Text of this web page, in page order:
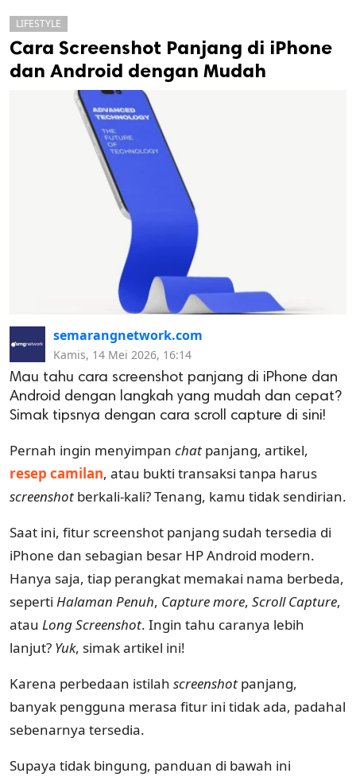
LIFESTYLE
Cara Screenshot Panjang di iPhone
dan Android dengan Mudah
semarangnetwork.com
Kamis, 14 Mei 2026, 16:14
Mau tahu cara screenshot panjang di iPhone dan
Android dengan langkah yang mudah dan cepat?
Simak tipsnya dengan cara scroll capture di sini!
Pernah ingin menyimpan chat panjang, artikel,
resep camilan, atau bukti transaksi tanpa harus
screenshot berkali-kali? Tenang, kamu tidak sendirian.
Saat ini, fitur screenshot panjang sudah tersedia di
iPhone dan sebagian besar HP Android modern.
Hanya saja, tiap perangkat memakai nama berbeda,
seperti Halaman Penuh, Capture more, Scroll Capture,
atau Long Screenshot. Ingin tahu caranya lebih
lanjut? Yuk, simak artikel ini!
Karena perbedaan istilah screenshot panjang,
banyak pengguna merasa fitur ini tidak ada, padahal
sebenarnya tersedia.
Supaya tidak bingung, panduan di bawah ini